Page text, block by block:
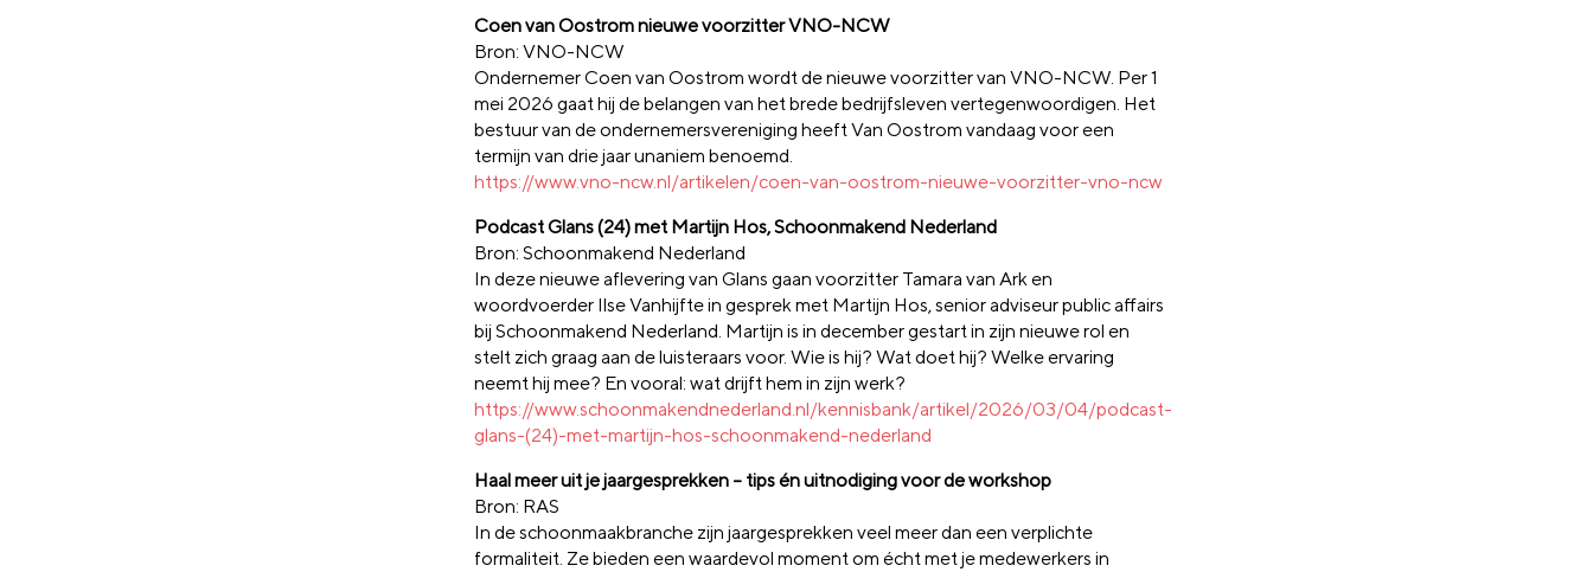
Coen van Oostrom nieuwe voorzitter VNO-NCW
Bron: VNO-NCW
Ondernemer Coen van Oostrom wordt de nieuwe voorzitter van VNO-NCW. Per 1
mei 2026 gaat hij de belangen van het brede bedrijfsleven vertegenwoordigen. Het
bestuur van de ondernemersvereniging heeft Van Oostrom vandaag voor een
termijn van drie jaar unaniem benoemd.
https://www.vno-ncw.nl/artikelen/coen-van-oostrom-nieuwe-voorzitter-vno-ncw
Podcast Glans (24) met Martijn Hos, Schoonmakend Nederland
Bron: Schoonmakend Nederland
In deze nieuwe aflevering van Glans gaan voorzitter Tamara van Ark en
woordvoerder Ilse Vanhijfte in gesprek met Martijn Hos, senior adviseur public affairs
bij Schoonmakend Nederland. Martijn is in december gestart in zijn nieuwe rol en
stelt zich graag aan de luisteraars voor. Wie is hij? Wat doet hij? Welke ervaring
neemt hij mee? En vooral: wat drijft hem in zijn werk?
https://www.schoonmakendnederland.nl/kennisbank/artikel/2026/03/04/podcast-
glans-(24)-met-martijn-hos-schoonmakend-nederland
Haal meer uit je jaargesprekken – tips én uitnodiging voor de workshop
Bron: RAS
In de schoonmaakbranche zijn jaargesprekken veel meer dan een verplichte
formaliteit. Ze bieden een waardevol moment om écht met je medewerkers in